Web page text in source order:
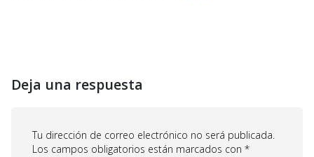
Deja una respuesta
Tu dirección de correo electrónico no será publicada.
Los campos obligatorios están marcados con *